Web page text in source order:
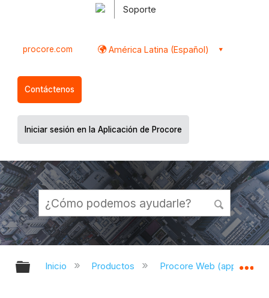
Soporte
procore.com América Latina (Español)
Contáctenos
Iniciar sesión en la Aplicación de Procore
Expandir/contraer jerarquía global
Inicio Productos Procore Web